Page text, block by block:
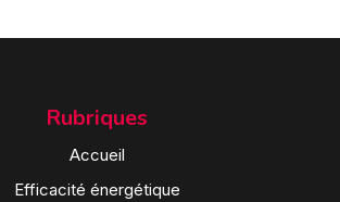
Rubriques
Accueil
Efficacité énergétique